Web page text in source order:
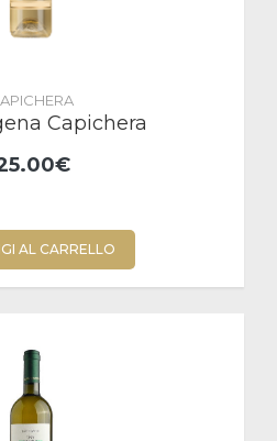
Capichera
AL CARRELLO